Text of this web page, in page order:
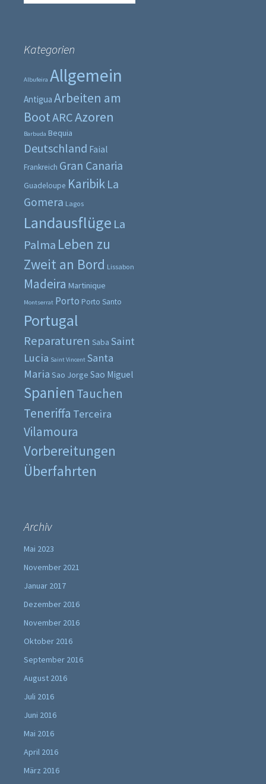
nach:
Kategorien
Albufeira Allgemein
Antigua Arbeiten am
BootARCAzoren
Barbuda Bequia
Deutschland Faial
Frankreich Gran Canaria
Guadeloupe Karibik La
Gomera Lagos
Landausflüge La
Palma Leben zu
Zweit an Bord Lissabon
Madeira Martinique
Montserrat Porto Porto Santo
Portugal
Reparaturen Saba Saint
Lucia Saint Vincent Santa
Maria Sao Jorge Sao Miguel
Spanien Tauchen
Teneriffa Terceira
Vilamoura
Vorbereitungen
Überfahrten
Archiv
Mai 2023
November 2021
Januar 2017
Dezember 2016
November 2016
Oktober 2016
September 2016
August 2016
Juli 2016
Juni 2016
Mai 2016
April 2016
März 2016